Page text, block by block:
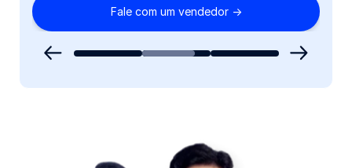
tipos) individuais da pessoa candidata, conhecidos
como acrônimoOCEAN, que incluem Abertura,
Amabilidade e Neuroticismo (Estabilidade emocional).